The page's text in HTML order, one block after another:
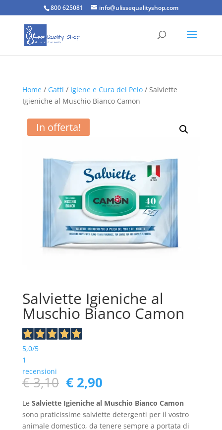
800 625081 info@ulissequalityshop.com
Home/ Gatti / Igiene e Cura del Pelo/ Salviette
Igieniche al Muschio Bianco Camon
In offerta!
Salviette Igieniche al
Muschio Bianco Camon
5,0/5
1
recensioni
€3,10 Il
prezzo
originale
era:
€2,90Il
attuale
è:
Le Salviette Igieniche al Muschio Bianco Camon
sono praticissime salviette detergenti per il vostro
animale domestico, da tenere sempre a portata di